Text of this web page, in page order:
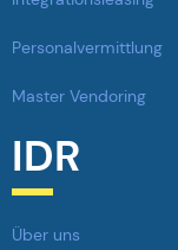
Personalvermittlung
Master Vendoring
IDR
Über uns